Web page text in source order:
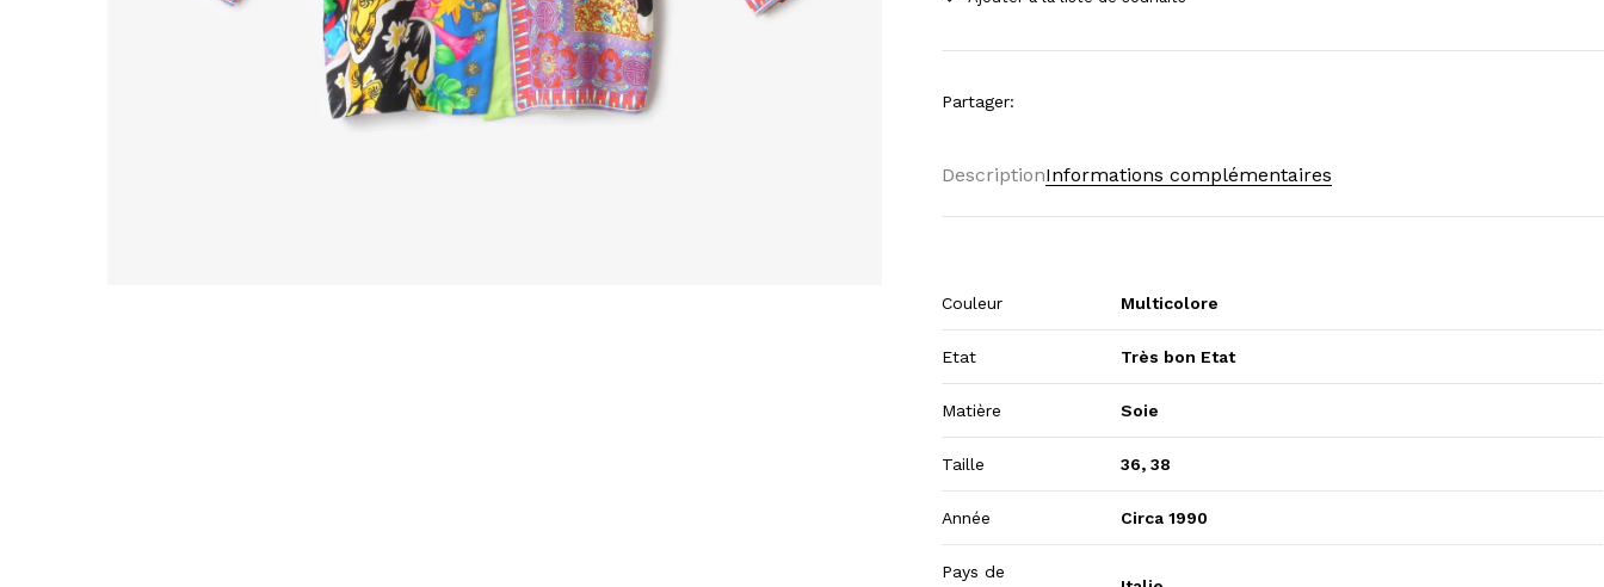
Partager:
DescriptionInformations complémentaires
Couleur Multicolore
Etat Très bon Etat
Matière Soie
Taille 36,38
Année Circa 1990
Pays de